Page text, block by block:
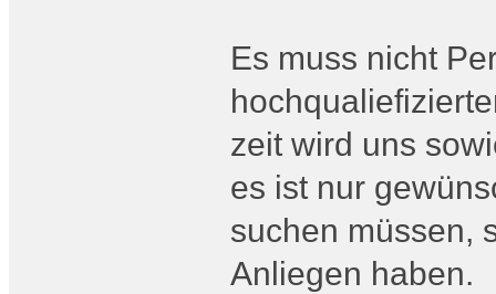
Es muss nicht
zeit wird uns
es ist nur
suchen müssen,
Anliegen haben.